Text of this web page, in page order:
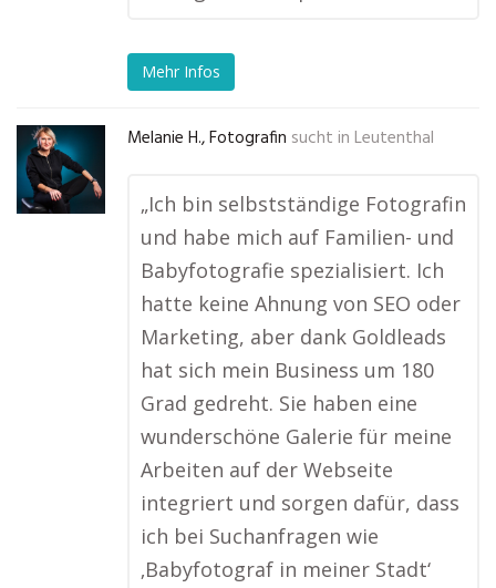
Mehr Infos
Melanie H., Fotografin sucht in Leutenthal
„Ich bin selbstständige Fotografin
und habe mich auf Familien- und
Babyfotografie spezialisiert. Ich
hatte keine Ahnung von SEO oder
Marketing, aber dank Goldleads
hat sich mein Business um 180
Grad gedreht. Sie haben eine
wunderschöne Galerie für meine
Arbeiten auf der Webseite
integriert und sorgen dafür, dass
ich bei Suchanfragen wie
‚Babyfotograf in meiner Stadt‘